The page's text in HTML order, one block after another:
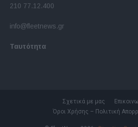
210 77.12.400
info@fleetnews.gr
Ταυτότητα
Σχετικά με μας
Όροι Χρήσης – Πολιτική